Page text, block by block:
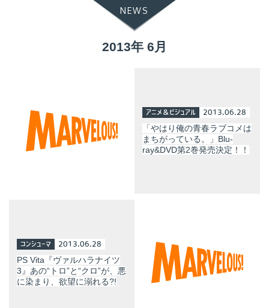
NEWS
2013年 6月
アニメ＆ビジュアル 2013.06.28
「やはり俺の青春ラブコメは
まちがっている。」Blu-
ray&DVD第2巻発売決定！！
コンシューマ 2013.06.28
PS Vita『ヴァルハラナイツ
3』あの“トロ”と“クロ”が、悪
に染まり、欲望に溺れる?!